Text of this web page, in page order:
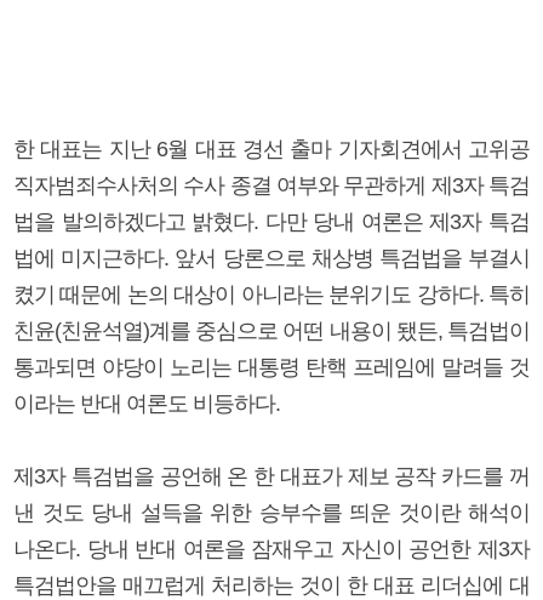
한 대표는 지난 6월 대표 경선 출마 기자회견에서 고위공
직자범죄수사처의 수사 종결 여부와 무관하게 제3자 특검
법을 발의하겠다고 밝혔다. 다만 당내 여론은 제3자 특검
법에 미지근하다. 앞서 당론으로 채상병 특검법을 부결시
켰기 때문에 논의 대상이 아니라는 분위기도 강하다. 특히
친윤(친윤석열)계를 중심으로 어떤 내용이 됐든, 특검법이
통과되면 야당이 노리는 대통령 탄핵 프레임에 말려들 것
이라는 반대 여론도 비등하다.
제3자 특검법을 공언해 온 한 대표가 제보 공작 카드를 꺼
낸 것도 당내 설득을 위한 승부수를 띄운 것이란 해석이
나온다. 당내 반대 여론을 잠재우고 자신이 공언한 제3자
특검법안을 매끄럽게 처리하는 것이 한 대표 리더십에 대